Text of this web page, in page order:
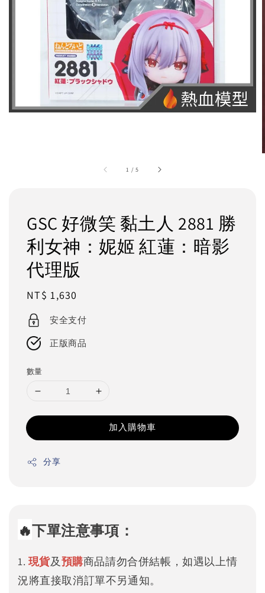
1 /5
GSC 好微笑 黏土人 2881 勝
利女神：妮姬 紅蓮：暗影
代理版
Regular
price
NT$ 1,630
安全支付
正版商品
數量
加入購物車
分享
🔥下單注意事項：
1. 現貨及預購商品請勿合併結帳，如遇以上情
況將直接取消訂單不另通知。